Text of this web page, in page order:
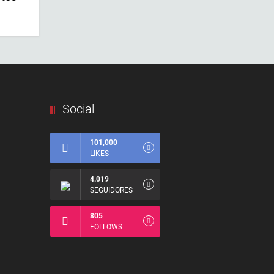
Social
101,000
LIKES
4.019
SEGUIDORES
805
FOLLOWS